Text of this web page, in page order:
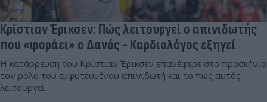
Κρίστιαν Έρικσεν: Πώς λειτουργεί ο απινιδωτής
που «φοράει» ο Δανός - Καρδιολόγος εξηγεί
Η κατάρρευση του Κρίστιαν Έρικσεν επανέφερε στο προσκήνιο
τον ρόλο του εμφυτευμένου απινιδωτή και το πως αυτός
λειτουργεί.